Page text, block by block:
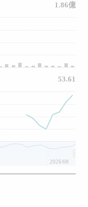
2026/08
1.86億
53.61